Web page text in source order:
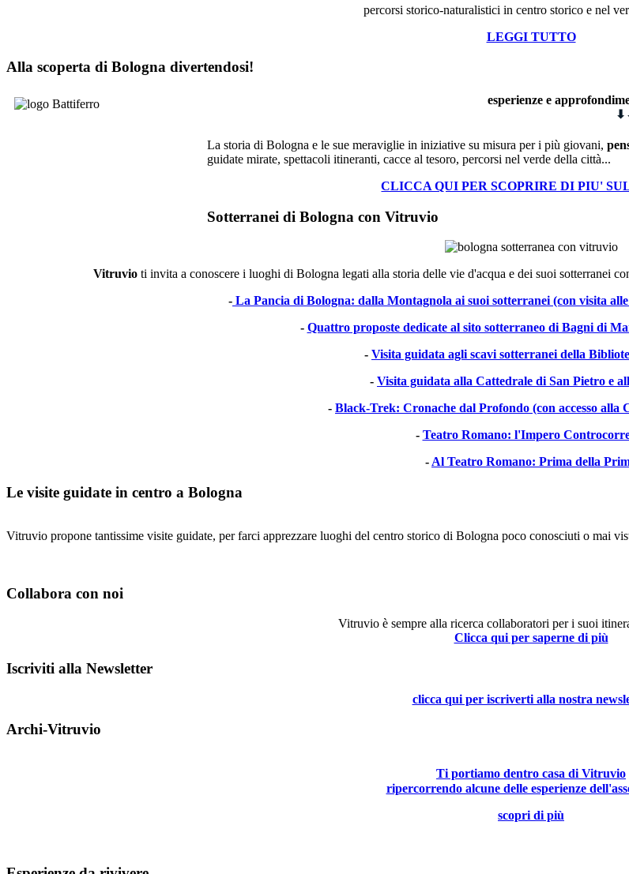
percorsi storico-naturalistici in centro storico e nel
LEGGI TUTTO
Alla scoperta di Bologna divertendosi!
esperienze e
⬇
La storia di Bologna e le sue meraviglie in iniziative su misura per i più giovani,
guidate mirate, spettacoli itineranti, cacce al tesoro, percorsi nel verde della città...
CLICCA QUI PER SCOPRIRE DI PIU'
Sotterranei di Bologna con Vitruvio
Vitruvio ti invita a conoscere i luoghi di Bologna legati alla storia delle vie d'acqua e dei suoi sotterranei
- La Pancia di Bologna: dalla Montagnola ai suoi sotterranei (con visita
- Quattro proposte dedicate al sito sotterraneo di Bagni di
- Visita guidata agli scavi sotterranei della
- Visita guidata alla Cattedrale di San Pietro e
- Black-Trek: Cronache dal Profondo (con accesso alla
- Teatro Romano: l'Impero
-Al Teatro Romano: Prima della
Le visite guidate in centro a Bologna
Vitruvio propone tantissime visite guidate, per farci apprezzare luoghi del centro storico di Bologna poco conosciuti o mai
Collabora con noi
Vitruvio è sempre alla ricerca collaboratori per i suoi
Clicca qui per saperne di più
Iscriviti alla Newsletter
clicca qui per iscriverti alla nostra
Archi-Vitruvio
Ti portiamo dentro casa di Vitruvio
ripercorrendo alcune delle esperienze
scopri di più